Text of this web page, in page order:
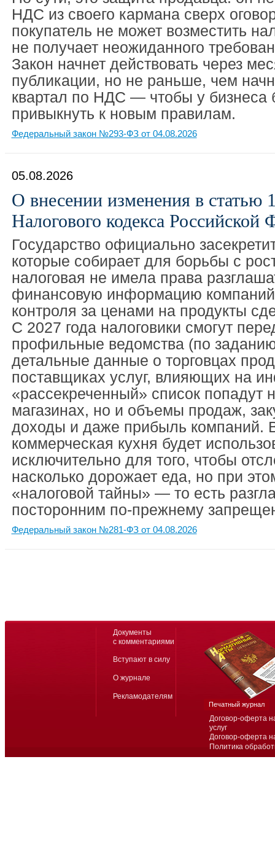
НДС из своего кармана сверх
покупатель не может возместить
не получает неожиданного
Закон начнет действовать через
публикации, но не раньше, чем
квартал по НДС — чтобы у бизнеса
привыкнуть к новым правилам.
Федеральный закон №293-ФЗ от 04.08.2026
05.08.2026
О внесении изменения в статью
Налогового кодекса Российской
Государство официально
которые собирает для борьбы с
налоговая не имела права
финансовую информацию
контроля за ценами на продукты
С 2027 года налоговики смогут
профильные ведомства (по
детальные данные о торговцах
поставщиках услуг, влияющих на
«рассекреченный» список попадут
магазинах, но и объемы продаж,
доходы и даже прибыль компаний.
коммерческая кухня будет
исключительно для того, чтобы
насколько дорожает еда, но при
«налоговой тайны» — то есть
посторонним по-прежнему
Федеральный закон №281-ФЗ от 04.08.2026
Договор-оферта
услуг
Договор-оферта
Политика
Документы
с комментариями
Вступают в силу
О журнале
Рекламодателям
Печатный журнал